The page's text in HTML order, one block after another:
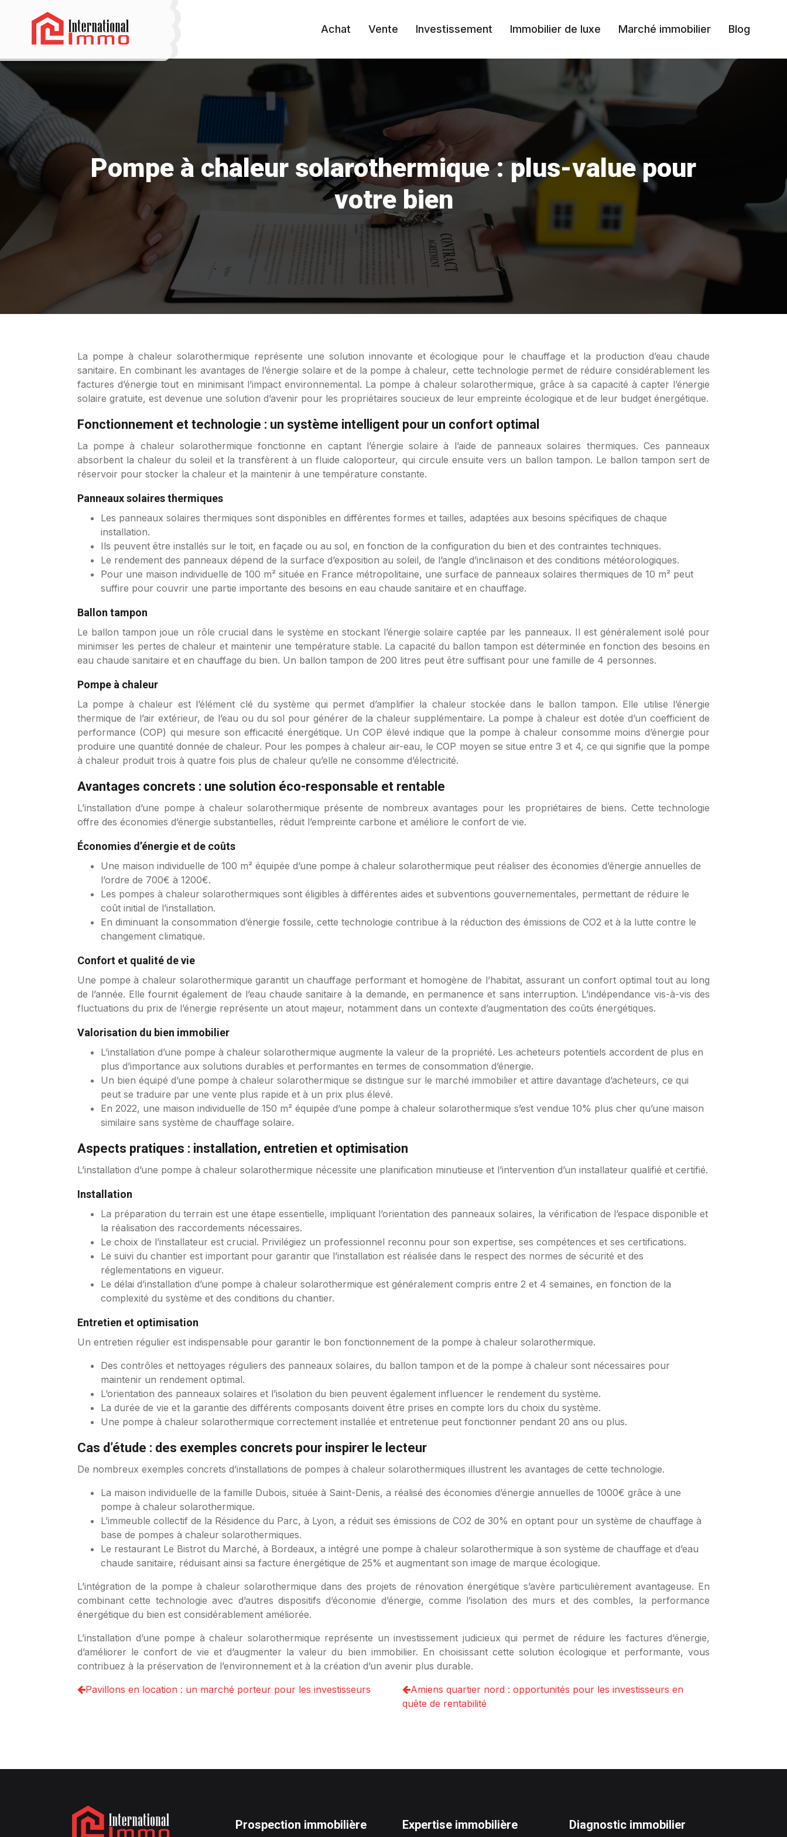
Achat Vente Investissement Immobilier de luxe Marché immobilier Blog
Pompe à chaleur solarothermique : plus-value pour
votre bien
La pompe à chaleur solarothermique représente une solution innovante et écologique pour le chauffage et la production d’eau chaude
sanitaire. En combinant les avantages de l’énergie solaire et de la pompe à chaleur, cette technologie permet de réduire considérablement les
factures d’énergie tout en minimisant l’impact environnemental. La pompe à chaleur solarothermique, grâce à sa capacité à capter l’énergie
solaire gratuite, est devenue une solution d’avenir pour les propriétaires soucieux de leur empreinte écologique et de leur budget énergétique.
Fonctionnement et technologie : un système intelligent pour un confort optimal
La pompe à chaleur solarothermique fonctionne en captant l’énergie solaire à l’aide de panneaux solaires thermiques. Ces panneaux
absorbent la chaleur du soleil et la transfèrent à un fluide caloporteur, qui circule ensuite vers un ballon tampon. Le ballon tampon sert de
réservoir pour stocker la chaleur et la maintenir à une température constante.
Panneaux solaires thermiques
Les panneaux solaires thermiques sont disponibles en différentes formes et tailles, adaptées aux besoins spécifiques de chaque
installation.
Ils peuvent être installés sur le toit, en façade ou au sol, en fonction de la configuration du bien et des contraintes techniques.
Le rendement des panneaux dépend de la surface d’exposition au soleil, de l’angle d’inclinaison et des conditions météorologiques.
Pour une maison individuelle de 100 m² située en France métropolitaine, une surface de panneaux solaires thermiques de 10 m² peut
suffire pour couvrir une partie importante des besoins en eau chaude sanitaire et en chauffage.
Ballon tampon
Le ballon tampon joue un rôle crucial dans le système en stockant l’énergie solaire captée par les panneaux. Il est généralement isolé pour
minimiser les pertes de chaleur et maintenir une température stable. La capacité du ballon tampon est déterminée en fonction des besoins en
eau chaude sanitaire et en chauffage du bien. Un ballon tampon de 200 litres peut être suffisant pour une famille de 4 personnes.
Pompe à chaleur
La pompe à chaleur est l’élément clé du système qui permet d’amplifier la chaleur stockée dans le ballon tampon. Elle utilise l’énergie
thermique de l’air extérieur, de l’eau ou du sol pour générer de la chaleur supplémentaire. La pompe à chaleur est dotée d’un coefficient de
performance (COP) qui mesure son efficacité énergétique. Un COP élevé indique que la pompe à chaleur consomme moins d’énergie pour
produire une quantité donnée de chaleur. Pour les pompes à chaleur air-eau, le COP moyen se situe entre 3 et 4, ce qui signifie que la pompe
à chaleur produit trois à quatre fois plus de chaleur qu’elle ne consomme d’électricité.
Avantages concrets : une solution éco-responsable et rentable
L’installation d’une pompe à chaleur solarothermique présente de nombreux avantages pour les propriétaires de biens. Cette technologie
offre des économies d’énergie substantielles, réduit l’empreinte carbone et améliore le confort de vie.
Économies d’énergie et de coûts
Une maison individuelle de 100 m² équipée d’une pompe à chaleur solarothermique peut réaliser des économies d’énergie annuelles de
l’ordre de 700€ à 1200€.
Les pompes à chaleur solarothermiques sont éligibles à différentes aides et subventions gouvernementales, permettant de réduire le
coût initial de l’installation.
En diminuant la consommation d’énergie fossile, cette technologie contribue à la réduction des émissions de CO2 et à la lutte contre le
changement climatique.
Confort et qualité de vie
Une pompe à chaleur solarothermique garantit un chauffage performant et homogène de l’habitat, assurant un confort optimal tout au long
de l’année. Elle fournit également de l’eau chaude sanitaire à la demande, en permanence et sans interruption. L’indépendance vis-à-vis des
fluctuations du prix de l’énergie représente un atout majeur, notamment dans un contexte d’augmentation des coûts énergétiques.
Valorisation du bien immobilier
L’installation d’une pompe à chaleur solarothermique augmente la valeur de la propriété. Les acheteurs potentiels accordent de plus en
plus d’importance aux solutions durables et performantes en termes de consommation d’énergie.
Un bien équipé d’une pompe à chaleur solarothermique se distingue sur le marché immobilier et attire davantage d’acheteurs, ce qui
peut se traduire par une vente plus rapide et à un prix plus élevé.
En 2022, une maison individuelle de 150 m² équipée d’une pompe à chaleur solarothermique s’est vendue 10% plus cher qu’une maison
similaire sans système de chauffage solaire.
Aspects pratiques : installation, entretien et optimisation
L’installation d’une pompe à chaleur solarothermique nécessite une planification minutieuse et l’intervention d’un installateur qualifié et certifié.
Installation
La préparation du terrain est une étape essentielle, impliquant l’orientation des panneaux solaires, la vérification de l’espace disponible et
la réalisation des raccordements nécessaires.
Le choix de l’installateur est crucial. Privilégiez un professionnel reconnu pour son expertise, ses compétences et ses certifications.
Le suivi du chantier est important pour garantir que l’installation est réalisée dans le respect des normes de sécurité et des
réglementations en vigueur.
Le délai d’installation d’une pompe à chaleur solarothermique est généralement compris entre 2 et 4 semaines, en fonction de la
complexité du système et des conditions du chantier.
Entretien et optimisation
Un entretien régulier est indispensable pour garantir le bon fonctionnement de la pompe à chaleur solarothermique.
Des contrôles et nettoyages réguliers des panneaux solaires, du ballon tampon et de la pompe à chaleur sont nécessaires pour
maintenir un rendement optimal.
L’orientation des panneaux solaires et l’isolation du bien peuvent également influencer le rendement du système.
La durée de vie et la garantie des différents composants doivent être prises en compte lors du choix du système.
Une pompe à chaleur solarothermique correctement installée et entretenue peut fonctionner pendant 20 ans ou plus.
Cas d’étude : des exemples concrets pour inspirer le lecteur
De nombreux exemples concrets d’installations de pompes à chaleur solarothermiques illustrent les avantages de cette technologie.
La maison individuelle de la famille Dubois, située à Saint-Denis, a réalisé des économies d’énergie annuelles de 1000€ grâce à une
pompe à chaleur solarothermique.
L’immeuble collectif de la Résidence du Parc, à Lyon, a réduit ses émissions de CO2 de 30% en optant pour un système de chauffage à
base de pompes à chaleur solarothermiques.
Le restaurant Le Bistrot du Marché, à Bordeaux, a intégré une pompe à chaleur solarothermique à son système de chauffage et d’eau
chaude sanitaire, réduisant ainsi sa facture énergétique de 25% et augmentant son image de marque écologique.
L’intégration de la pompe à chaleur solarothermique dans des projets de rénovation énergétique s’avère particulièrement avantageuse. En
combinant cette technologie avec d’autres dispositifs d’économie d’énergie, comme l’isolation des murs et des combles, la performance
énergétique du bien est considérablement améliorée.
L’installation d’une pompe à chaleur solarothermique représente un investissement judicieux qui permet de réduire les factures d’énergie,
d’améliorer le confort de vie et d’augmenter la valeur du bien immobilier. En choisissant cette solution écologique et performante, vous
contribuez à la préservation de l’environnement et à la création d’un avenir plus durable.
Pavillons en location : un marché porteur pour les investisseurs
Amiens quartier nord : opportunités pour les investisseurs en
quête de rentabilité
Prospection immobilière Expertise immobilière Diagnostic immobilier